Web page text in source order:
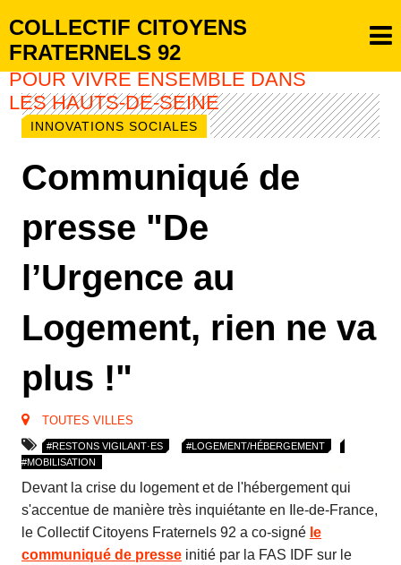
COLLECTIF CITOYENS
FRATERNELS 92
POUR VIVRE ENSEMBLE DANS
LES HAUTS-DE-SEINE
INNOVATIONS SOCIALES
Communiqué de
presse "De
l’Urgence au
Logement, rien ne va
plus !"
TOUTES VILLES
#RESTONS VIGILANT·ES
#LOGEMENT/HÉBERGEMENT
#MOBILISATION
Devant la crise du logement et de l'hébergement qui
s'accentue de manière très inquiétante en Ile-de-France,
le Collectif Citoyens Fraternels 92 a co-signé le
communiqué de presse initié par la FAS IDF sur le